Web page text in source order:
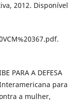
2012. Disponível
PARA A DEFESA
Interamericana para
a mulher,